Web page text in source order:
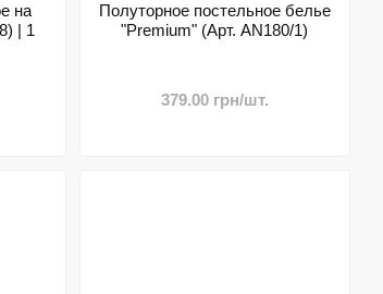
на
| 1
Полуторное постельное белье
"Premium" (Арт. AN180/1)
379.00 грн/шт.